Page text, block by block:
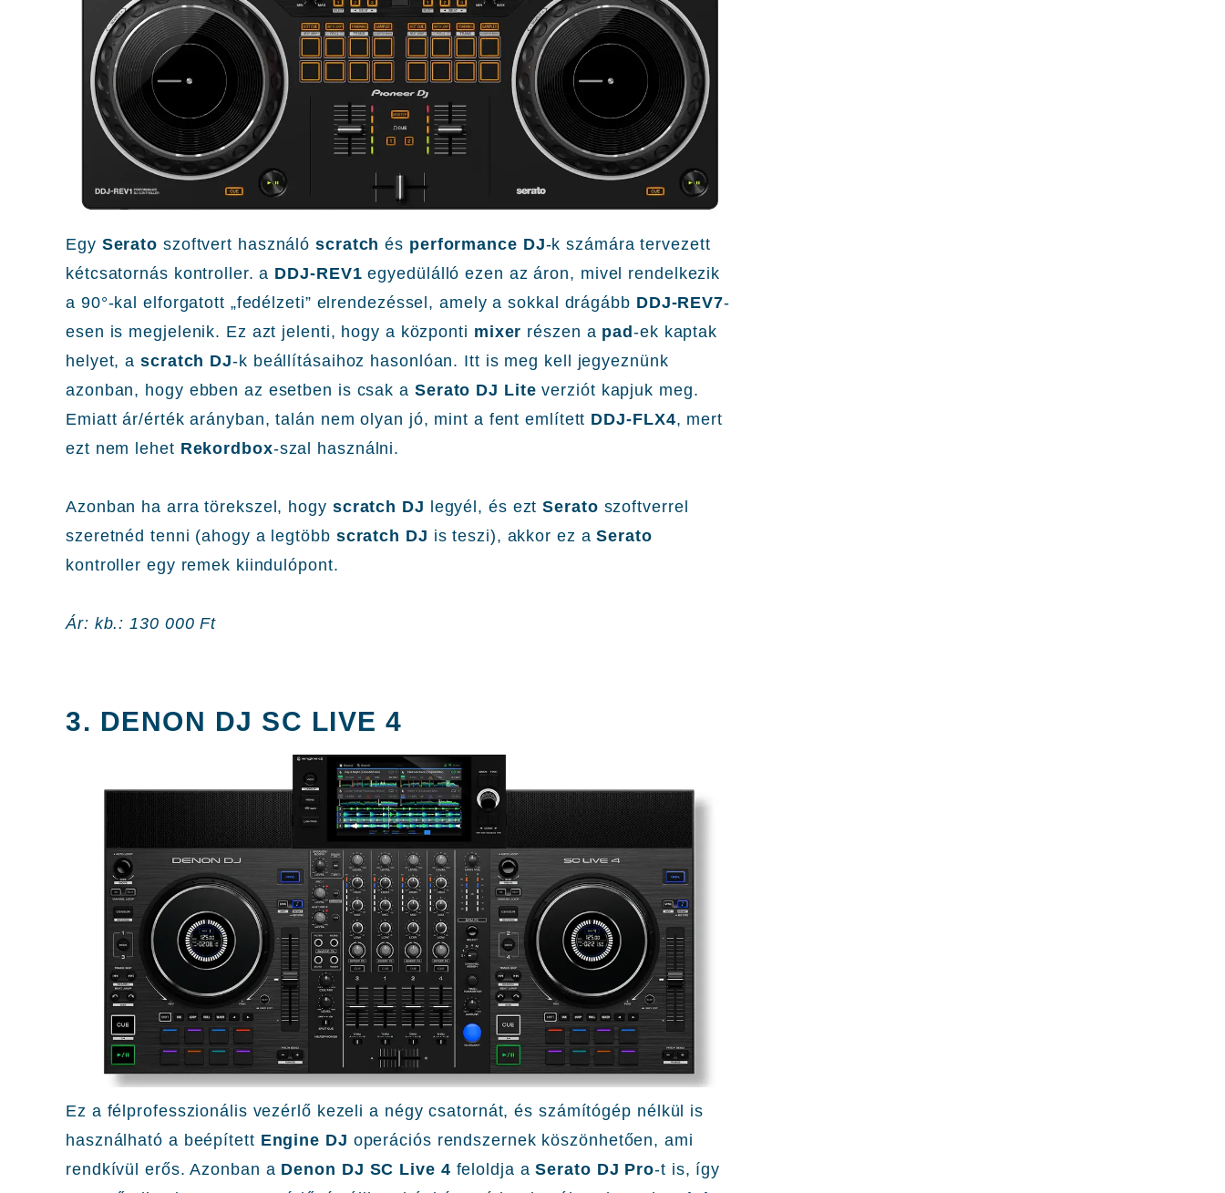
Egy Serato szoftvert használóscratch és performance DJ-k számára tervezett
kétcsatornás kontroller. a DDJ-REV1 egyedülálló ezen az áron, mivel rendelkezik
a 90°-kal elforgatott „fedélzeti” elrendezéssel, amely a sokkal drágább DDJ-REV7-
esen is megjelenik. Ez azt jelenti, hogy a központi mixer részen a pad-ek kaptak
helyet, ascratch DJ-k beállításaihoz hasonlóan. Itt is meg kell jegyeznünk
azonban, hogy ebben az esetben is csak a Serato DJ Lite verziót kapjuk meg.
Emiatt ár/érték arányban, talán nem olyan jó, mint a fent említett DDJ-FLX4, mert
ezt nem lehet Rekordbox-szal használni.
Azonban ha arra törekszel, hogy scratch DJ legyél, és eztSerato szoftverrel
szeretnéd tenni (ahogy a legtöbb scratch DJ is teszi), akkor ez aSerato
kontroller egy remek kiindulópont.
Ár: kb.: 130 000 Ft
3. DENON DJ SC LIVE 4
Ez a félprofesszionális vezérlő kezeli a négy csatornát, és számítógép nélkül is
használható a beépített Engine DJ operációs rendszernek köszönhetően, ami
rendkívül erős. Azonban a Denon DJ SC Live 4 feloldja aSerato DJ Pro-t is, így